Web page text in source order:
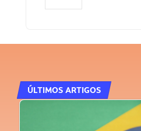
ÚLTIMOS ARTIGOS